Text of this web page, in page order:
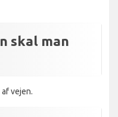
skal man
vejen.